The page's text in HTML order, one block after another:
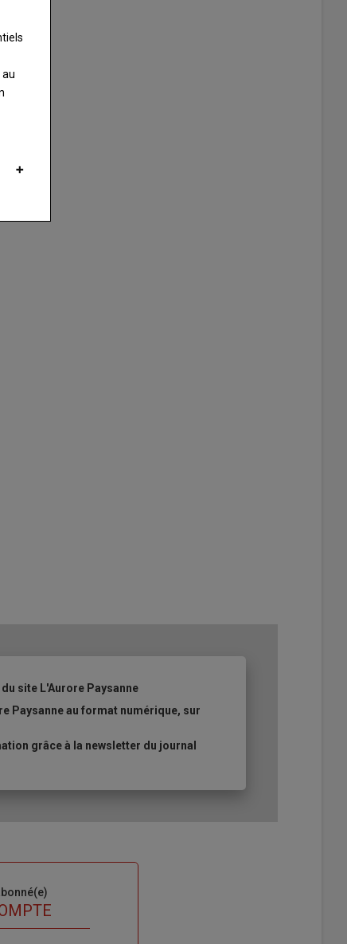
site L'Aurore Paysanne
Paysanne au format numérique, sur
grâce à la newsletter du journal